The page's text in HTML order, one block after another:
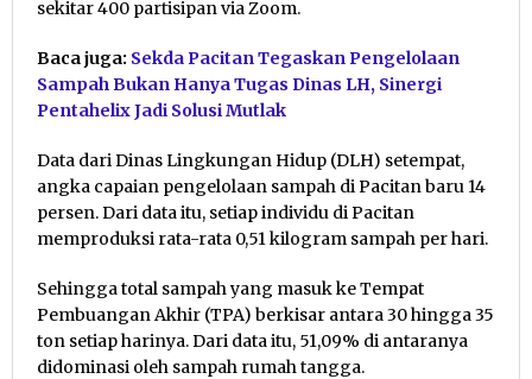
sekitar 400 partisipan via Zoom.
Baca juga: Sekda Pacitan Tegaskan Pengelolaan
Sampah Bukan Hanya Tugas Dinas LH, Sinergi
Pentahelix Jadi Solusi Mutlak
Data dari Dinas Lingkungan Hidup (DLH) setempat,
angka capaian pengelolaan sampah di Pacitan baru 14
persen. Dari data itu, setiap individu di Pacitan
memproduksi rata-rata 0,51 kilogram sampah per hari.
Sehingga total sampah yang masuk ke Tempat
Pembuangan Akhir (TPA) berkisar antara 30 hingga 35
ton setiap harinya. Dari data itu, 51,09% di antaranya
didominasi oleh sampah rumah tangga.